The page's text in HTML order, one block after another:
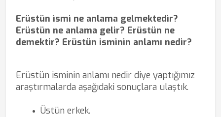
Erüstün ismi ne anlama gelmektedir?
Erüstün ne anlama gelir? Erüstün ne
demektir? Erüstün isminin anlamı nedir?
Erüstün isminin anlamı nedir diye yaptığımız
araştırmalarda aşağıdaki sonuçlara ulaştık.
Üstün erkek.